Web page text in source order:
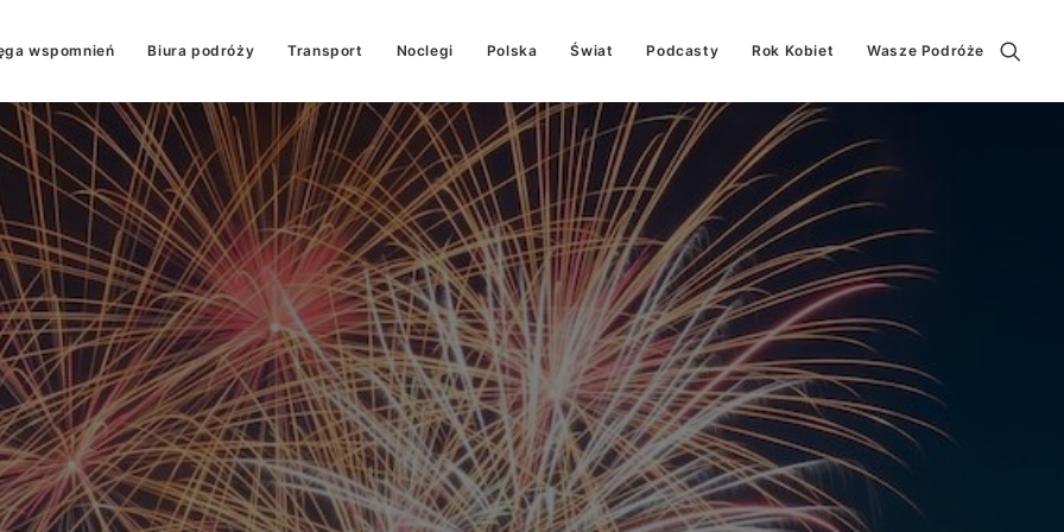
wspomnień Biura podróży Transport Noclegi Polska Świat Podcasty Rok Kobiet Wasze Podróże